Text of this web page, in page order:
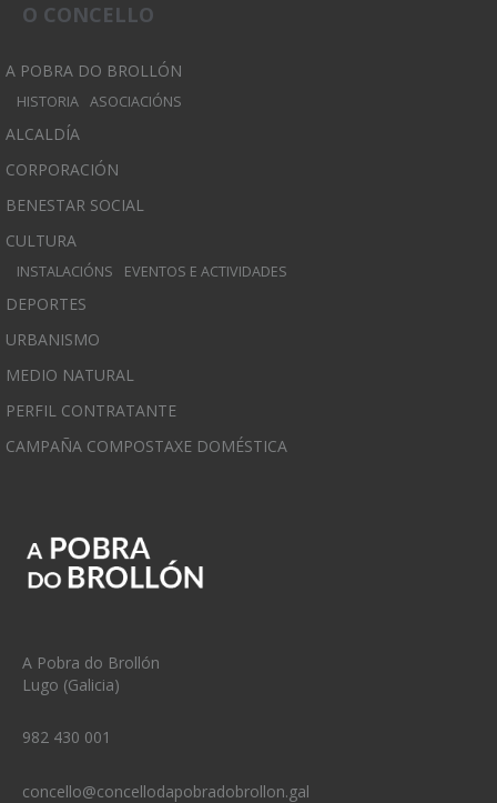
O CONCELLO
A POBRA DO BROLLÓN
HISTORIA ASOCIACIÓNS
ALCALDÍA
CORPORACIÓN
BENESTAR SOCIAL
CULTURA
INSTALACIÓNS EVENTOS E ACTIVIDADES
DEPORTES
URBANISMO
MEDIO NATURAL
PERFIL CONTRATANTE
CAMPAÑA COMPOSTAXE DOMÉSTICA
A Pobra do Brollón
Lugo (Galicia)
982 430 001
concello@concellodapobradobrollon.gal